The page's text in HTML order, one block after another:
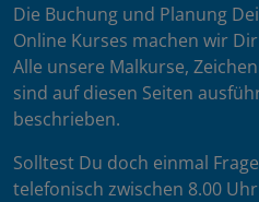
Die Buchung und Planung
Online Kurses machen wir
Alle unsere Malkurse,
sind auf diesen Seiten
beschrieben.
Solltest Du doch einmal
telefonisch zwischen 8.00